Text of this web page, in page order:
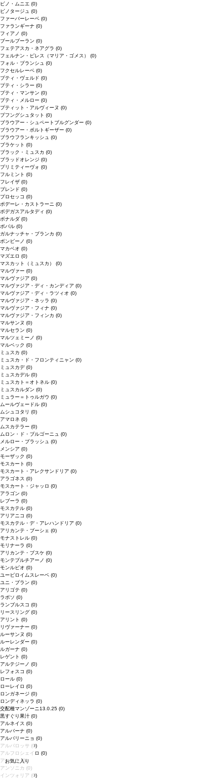
お気に入り
ピノ・ムニエ (0)
ピノタージュ (0)
ファーバーレーベ (0)
ファランギーナ (0)
フィアノ (0)
ブールブーラン (0)
フェテアスカ・ネアグラ (0)
フェルナン・ピレス（マリア・ゴメス） (0)
フォル・ブランシュ (0)
フクセルレーベ (0)
プティ・ヴェルド (0)
プティ・シラー (0)
プティ・マンサン (0)
プティ・メルロー (0)
プティット・アルヴィーヌ (0)
プフングシュタット (0)
ブラウアー・シュペートブルグンダー (0)
ブラウアー・ポルトギーザー (0)
ブラウフランキッシュ (0)
ブラケット (0)
ブラック・ミュスカ (0)
ブラッドオレンジ (0)
プリミティーヴォ (0)
フルミント (0)
フレイザ (0)
ブレンド (0)
プロセッコ (0)
ポデーレ・カストラーニ (0)
ボデガスアルタディ (0)
ボナルダ (0)
ボバル (0)
ガルナッチャ・ブランカ (0)
ボンビーノ (0)
マカベオ (0)
マズエロ (0)
マスカット（ミュスカ） (0)
マルヴァー (0)
マルヴァジア (0)
マルヴァジア・ディ・カンディア (0)
マルヴァジア・ディ・ラツィオ (0)
マルヴァジア・ネッラ (0)
マルヴァジア・フィナ (0)
マルヴァジア・フィンカ (0)
マルサンヌ (0)
マルセラン (0)
マルツェミーノ (0)
マルベック (0)
ミュスカ (0)
ミュスカ・ド・フロンティニャン (0)
ミュスカデ(0)
ミュスカデル (0)
ミュスカト＝オトネル (0)
ミュスカルダン (0)
ミュラー＝トゥルガウ (0)
ムールヴェードル (0)
ムシュコタリ (0)
アマロネ (0)
ムスカテラー (0)
ムロン・ド・ブルゴーニュ (0)
メルロー・ブラッシュ (0)
メンシア (0)
モーザック (0)
モスカート (0)
モスカート・アレクサンドリア (0)
アラゴネス (0)
モスカート・ジャッロ (0)
アラゴン (0)
レブーラ (0)
モスカテル (0)
アリアニコ (0)
モスカテル・デ・アレハンドリア (0)
アリカンテ・ブーシェ (0)
モナストレル (0)
モリナーラ (0)
アリカンテ・ブスケ (0)
モンテプルチアーノ (0)
モンルビオ (0)
ユービロイムスレーベ (0)
ユニ・ブラン (0)
アリゴテ (0)
ラボソ (0)
ランブルスコ (0)
リースリング (0)
アリント (0)
リヴァーナー (0)
ルーサンヌ (0)
ルーレンダー (0)
ルガーナ (0)
レゲント (0)
アルテジーノ (0)
レフォスコ (0)
ロール (0)
ローレイロ (0)
ロンガネージ (0)
ロンディネッラ (0)
交配種マンゾーニ13.0.25 (0)
黒すぐり果汁 (0)
アルネイス (0)
アルバーナ (0)
アルバリーニョ (0)
アルバロッサ (0)
アルフロシェイロ (0)
アレッラ(0)
アンソニカ (0)
インツォリア (0)